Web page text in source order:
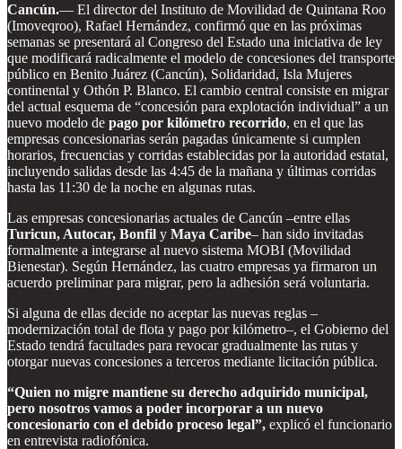
Cancún.— El director del Instituto de Movilidad de Quintana Roo
(Imoveqroo), Rafael Hernández, confirmó que en las próximas
semanas se presentará al Congreso del Estado una iniciativa de ley
que modificará radicalmente el modelo de concesiones del transporte
público en Benito Juárez (Cancún), Solidaridad, Isla Mujeres
continental y Othón P. Blanco. El cambio central consiste en migrar
del actual esquema de “concesión para explotación individual” a un
nuevo modelo de pago por kilómetro recorrido, en el que las
empresas concesionarias serán pagadas únicamente si cumplen
horarios, frecuencias y corridas establecidas por la autoridad estatal,
incluyendo salidas desde las 4:45 de la mañana y últimas corridas
hasta las 11:30 de la noche en algunas rutas.
Las empresas concesionarias actuales de Cancún –entre ellas
Turicun, Autocar, Bonfil y Maya Caribe– han sido invitadas
formalmente a integrarse al nuevo sistema MOBI (Movilidad
Bienestar). Según Hernández, las cuatro empresas ya firmaron un
acuerdo preliminar para migrar, pero la adhesión será voluntaria.
Si alguna de ellas decide no aceptar las nuevas reglas –
modernización total de flota y pago por kilómetro–, el Gobierno del
Estado tendrá facultades para revocar gradualmente las rutas y
otorgar nuevas concesiones a terceros mediante licitación pública.
“Quien no migre mantiene su derecho adquirido municipal,
pero nosotros vamos a poder incorporar a un nuevo
concesionario con el debido proceso legal”, explicó el funcionario
en entrevista radiofónica.